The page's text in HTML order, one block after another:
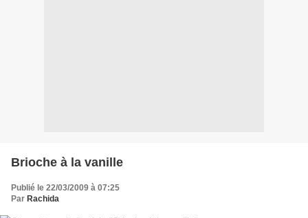
Brioche à la vanille
Publié le 22/03/2009 à 07:25
Par Rachida